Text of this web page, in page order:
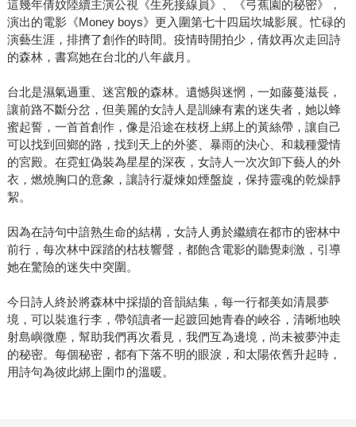
這幾年倩妏陸續主演公視《生死接線員》、《弓蕉園的秘密》，
演出的電影《Money boys》更入圍第七十四屆坎城影展。忙碌的
演藝生涯，排擠了創作的時間。疫情時開拍少，倩妏再次走回詩
的森林，書寫她在台北的八年歲月。
台北是濕氣過重、迷宮般的森林。遺憾與迷惘，一如藤蔓滋長，
讓前路不斷分岔，但美麗的女詩人是訓練有素的迷失者，她以蜂
蜜起誓，一首首創作，像是沿途在枝枒上綁上的黃絲帶，讓自己
可以找到回鄉的路，找到天上的外婆、暴雨的決心、和栽種愛情
的宮殿。在霓虹偽裝為星星的深夜，女詩人一次次卸下藝人的外
衣，燃燒胸口的意象，讓詩行凝煉如煙盤旋，保持靈魂的乾燥靜
絜。
因為在詩句中諳熟生命的結構，女詩人勇於繼續在都市的密林中
前行，每次林中踩踏的枯枝響聲，都飽含電影的聽覺刺激，引導
她在驚險的迷失中突圍。
今日詩人終於將森林中採擷的音韻結集，每一行都美如清晨夢
境，可以裝進行李，帶領讀者一起踱回她青春的峽谷，清晰地映
射島嶼微塵，幫助我們再次看見，我們互為邊境，尚未被夢沖走
的秘密。每個秘密，都有下落不明的眼淚，和太陽依舊升起時，
用詩句為彼此綁上圍巾的溫暖。